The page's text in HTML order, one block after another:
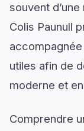
souvent
Colis Paunull
utiles afin de
moderne et
Comprendre